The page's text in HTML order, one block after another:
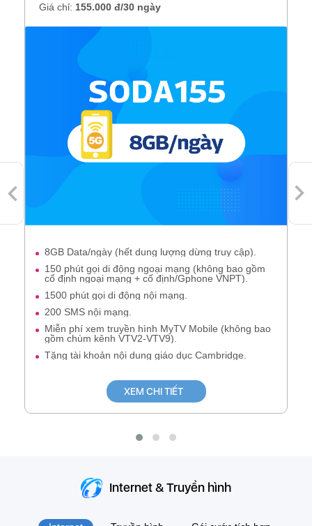
Giá chỉ: 155.000 đ/30 ngày
8GB Data/ngày (hết dung lượng dừng truy cập).
150 phút gọi di động ngoại mạng (không bao gồm
cố định ngoại mạng + cố định/Gphone VNPT).
1500 phút gọi di động nội mạng.
200 SMS nội mạng.
Miễn phí xem truyền hình MyTV Mobile (không bao
gồm chùm kênh VTV2-VTV9).
Tặng tài khoản nội dung giáo dục Cambridge.
XEM CHI TIẾT
Internet & Truyền hình